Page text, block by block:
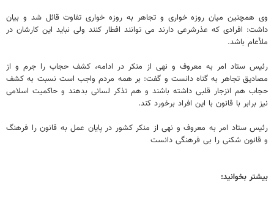
وی همچنین میان روزه خواری و تجاهر به روزه خواری تفاوت قائل شد و بیان
داشت: افرادی که عذرشرعی دارند می توانند افطار کنند ولی نباید این کارشان در
ملأعام باشد.
رئیس ستاد امر به معروف و نهی از منکر در ادامه، کشف حجاب را جرم و از
مصادیق تجاهر به گناه دانست و گفت: بر همه مردم واجب است نسبت به کشف
حجاب هم انزجار قلبی داشته باشند و هم تذکر لسانی بدهند و حاکمیت اسلامی
نیز برابر با قانون با این افراد برخورد کند.
رئیس ستاد امر به معروف و نهی از منکر کشور در پایان عمل به قانون را فرهنگ
و قانون شکنی را بی فرهنگی دانست
بیشتر بخوانید: